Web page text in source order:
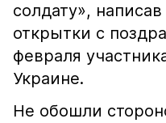
солдату»,
открытки с
февраля
Украине.
Не обошли